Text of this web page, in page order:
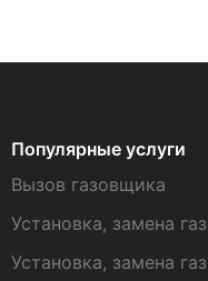
Популярные услуги
Вызов газовщика
Установка, замена
Установка, замена